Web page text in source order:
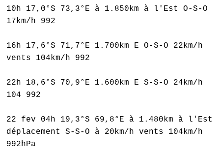
10h 17,0°S 73,3°E à 1.850km à l'Est O-S-O
17km/h 992
16h 17,6°S 71,7°E 1.700km E O-S-O 22km/h
vents 104km/h 992
22h 18,6°S 70,9°E 1.600km E S-S-O 24km/h
104 992
22 fev 04h 19,3°S 69,8°E à 1.480km à l'Est
déplacement S-S-O à 20km/h vents 104km/h
992hPa